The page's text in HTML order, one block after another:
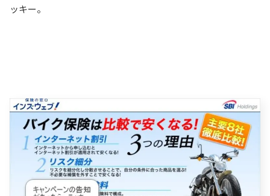
ッキー。